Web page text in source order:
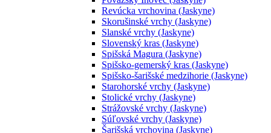
Revúcka vrchovina (Jaskyne)
Skorušinské vrchy (Jaskyne)
Slanské vrchy (Jaskyne)
Slovenský kras (Jaskyne)
Spišská Magura (Jaskyne)
Spišsko-gemerský kras (Jaskyne)
Spišsko-šarišské medzihorie (Jaskyne)
Starohorské vrchy (Jaskyne)
Stolické vrchy (Jaskyne)
Strážovské vrchy (Jaskyne)
Súľovské vrchy (Jaskyne)
Šarišská vrchovina (Jaskyne)